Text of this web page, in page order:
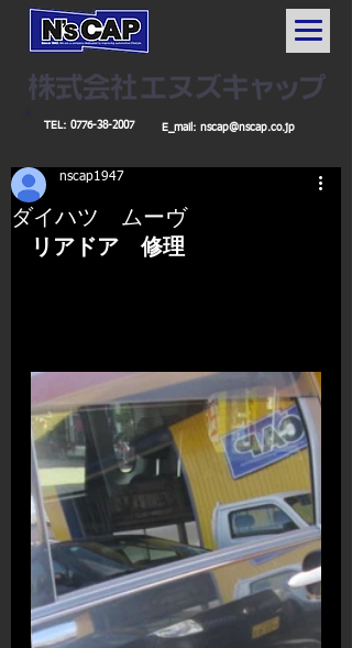
TEL: 0776-38-2007 E_mail: nscap@nscap.co.jp
ダイハツ ムーヴ
nscap1947
リアドア　修理